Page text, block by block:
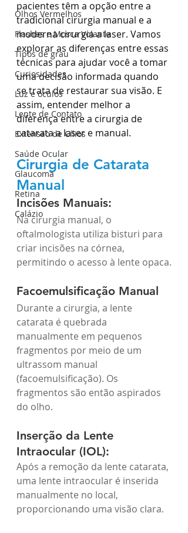
Olhos Vermelhos
Flashes e Mosca Volante
Tipos de grau
Curiosidades
Luz e óculos
Lente de Contato
Extensão de Cílios
Saúde Ocular
Glaucoma
Retina
Calázio
pacientes têm a opção entre a
tradicional cirurgia manual e a
moderna cirurgia a laser. Vamos
explorar as diferenças entre essas
técnicas para ajudar você a tomar
uma decisão informada quando
se trata de restaurar sua visão. E
assim, entender melhor a
diferença entre a cirurgia de
catarata a laser e manual.
Cirurgia de Catarata
Manual
Incisões Manuais:
Na cirurgia manual, o
oftalmologista utiliza bisturi para
criar incisões na córnea,
permitindo o acesso à lente opaca.
Facoemulsificação Manual
Durante a cirurgia, a lente
catarata é quebrada
manualmente em pequenos
fragmentos por meio de um
ultrassom manual
(facoemulsificação). Os
fragmentos são então aspirados
do olho.
Inserção da Lente
Intraocular (IOL):
Após a remoção da lente catarata,
uma lente intraocular é inserida
manualmente no local,
proporcionando uma visão clara.